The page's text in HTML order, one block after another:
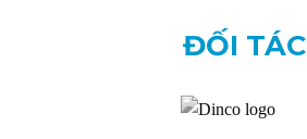
ĐỐI TÁC